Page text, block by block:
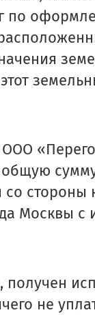
по
стороны
Москвы с
не